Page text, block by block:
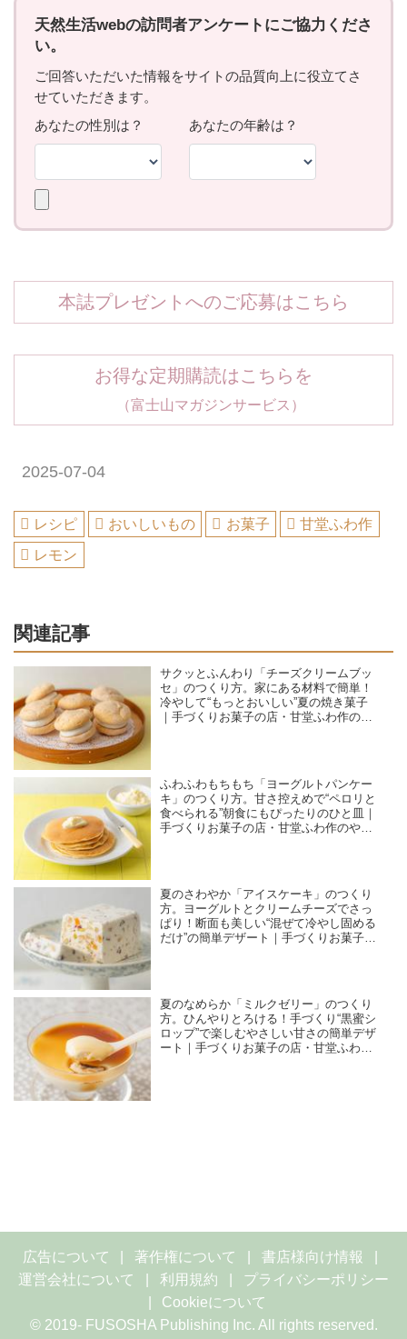
本誌プレゼントへのご応募はこちら
お得な定期購読はこちらを
（富士山マガジンサービス）
2025-07-04
レシピ おいしいもの お菓子
甘堂ふわ作
レモン
関連記事
サクッとふんわり「チーズクリームブッ
セ」のつくり方。家にある材料で簡単！
冷やして“もっとおいしい”夏の焼き菓子
｜手づくりお菓子の店・甘堂ふわ作のや
ふわふわもちもち「ヨーグルトパンケー
キ」のつくり方。甘さ控えめで“ペロリと
食べられる”朝食にもぴったりのひと皿｜
手づくりお菓子の店・甘堂ふわ作のやさ
夏のさわやか「アイスケーキ」のつくり
方。ヨーグルトとクリームチーズでさっ
ぱり！断面も美しい“混ぜて冷やし固める
だけ”の簡単デザート｜手づくりお菓子の
夏のなめらか「ミルクゼリー」のつくり
方。ひんやりとろける！手づくり“黒蜜シ
ロップ”で楽しむやさしい甘さの簡単デザ
ート｜手づくりお菓子の店・甘堂ふわ作
広告について 著作権について
書店様向け情報
運営会社について
利用規約
プライバシーポリシー
Cookieについて
© 2019- FUSOSHA Publishing Inc. All rights reserved.